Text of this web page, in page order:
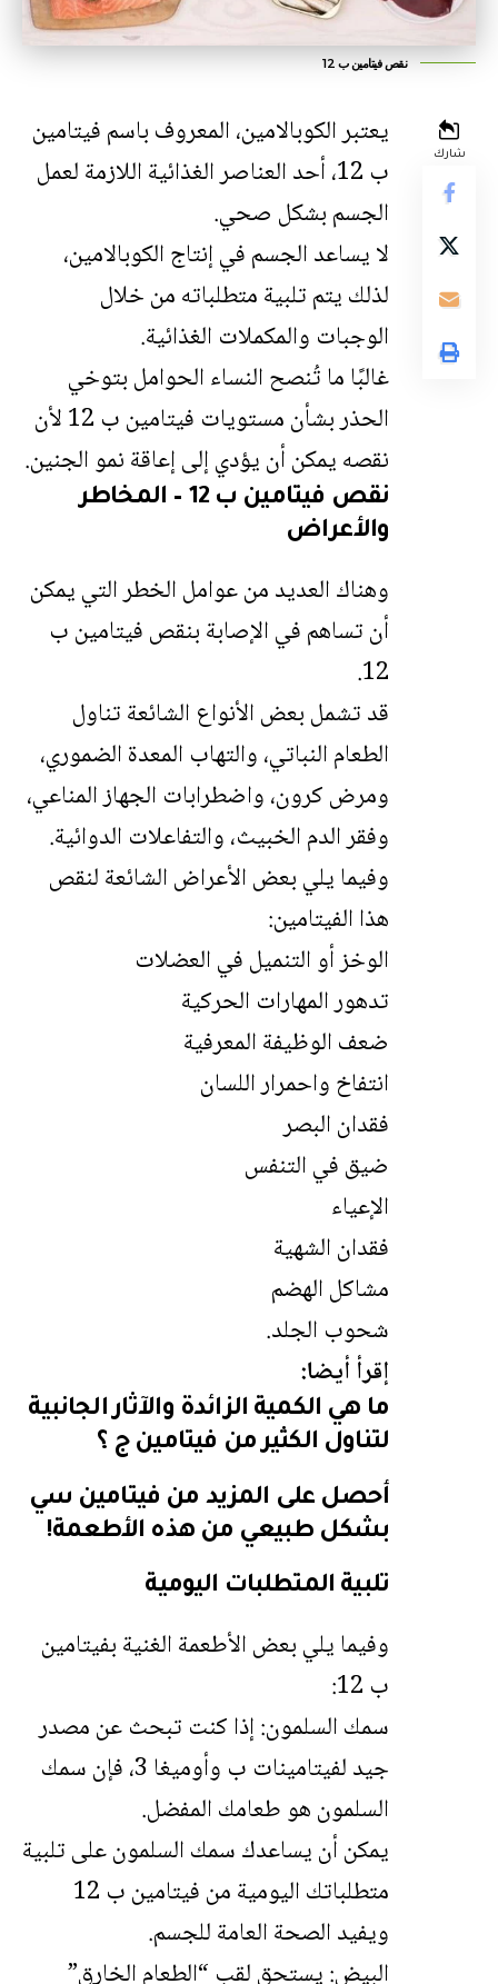
نقص فيتامين ب 12
شارك
يعتبر الكوبالامين، المعروف باسم فيتامين
ب 12، أحد العناصر الغذائية اللازمة لعمل
الجسم بشكل صحي.
لا يساعد الجسم في إنتاج الكوبالامين،
لذلك يتم تلبية متطلباته من خلال
الوجبات والمكملات الغذائية.
غالبًا ما تُنصح النساء الحوامل بتوخي
الحذر بشأن مستويات فيتامين ب 12 لأن
نقصه يمكن أن يؤدي إلى إعاقة نمو الجنين.
نقص فيتامين ب 12 – المخاطر
والأعراض
وهناك العديد من عوامل الخطر التي يمكن
أن تساهم في الإصابة بنقص فيتامين ب
12.
قد تشمل بعض الأنواع الشائعة تناول
الطعام النباتي، والتهاب المعدة الضموري،
ومرض كرون، واضطرابات الجهاز المناعي،
وفقر الدم الخبيث، والتفاعلات الدوائية.
وفيما يلي بعض الأعراض الشائعة لنقص
هذا الفيتامين:
الوخز أو التنميل في العضلات
تدهور المهارات الحركية
ضعف الوظيفة المعرفية
انتفاخ واحمرار اللسان
فقدان البصر
ضيق في التنفس
الإعياء
فقدان الشهية
مشاكل الهضم
شحوب الجلد.
إقرأ أيضا:
ما هي الكمية الزائدة والآثار الجانبية
لتناول الكثير من فيتامين ج ؟
أحصل على المزيد من فيتامين سي
بشكل طبيعي من هذه الأطعمة!
تلبية المتطلبات اليومية
وفيما يلي بعض الأطعمة الغنية بفيتامين
ب 12:
سمك السلمون: إذا كنت تبحث عن مصدر
جيد لفيتامينات ب وأوميغا 3، فإن سمك
السلمون هو طعامك المفضل.
يمكن أن يساعدك سمك السلمون على تلبية
متطلباتك اليومية من فيتامين ب 12
ويفيد الصحة العامة للجسم.
البيض: يستحق لقب “الطعام الخارق”